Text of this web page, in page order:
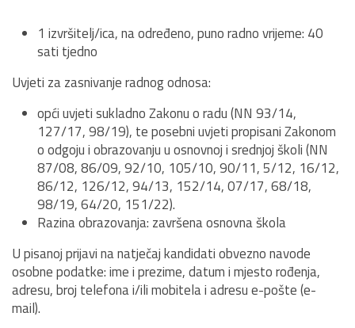
1 izvršitelj/ica, na određeno, puno radno vrijeme: 40
sati tjedno
Uvjeti za zasnivanje radnog odnosa:
opći uvjeti sukladno Zakonu o radu (NN 93/14,
127/17, 98/19), te posebni uvjeti propisani Zakonom
o odgoju i obrazovanju u osnovnoj i srednjoj školi (NN
87/08, 86/09, 92/10, 105/10, 90/11, 5/12, 16/12,
86/12, 126/12, 94/13, 152/14, 07/17, 68/18,
98/19, 64/20, 151/22).
Razina obrazovanja: završena osnovna škola
U pisanoj prijavi na natječaj kandidati obvezno navode
osobne podatke: ime i prezime, datum i mjesto rođenja,
adresu, broj telefona i/ili mobitela i adresu e-pošte (e-
mail).